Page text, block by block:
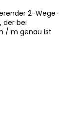
2-Wege-
der bei
/ m genau ist